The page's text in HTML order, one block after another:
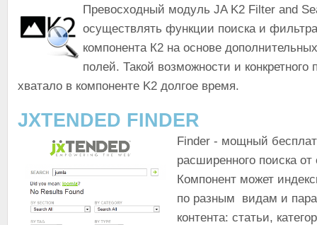
Превосходный модуль JA K2 Filter and
осуществлять функции поиска и
компонента К2 на основе
полей. Такой возможности и конкретного
хватало в компоненте K2 долгое время.
JXTENDED FINDER
Finder - мощный
расширенного поиска
Компонент может
по разным видам и
контента: статьи,